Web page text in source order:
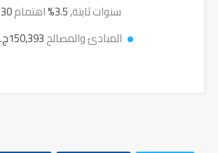
30 سنوات ثابتة,3.5
%اهتمام
المبادئ والمصالح150,393ج. م.